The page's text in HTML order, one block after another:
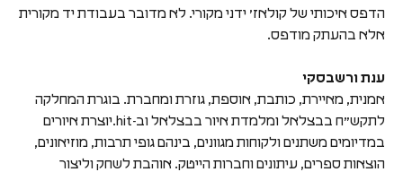
הדפס איכותי של קולאז׳ ידני מקורי. לא מדובר בעבודת יד מקורית
אלא בהעתק מודפס.
ענת ורשבסקי
אמנית, מאיירת, כותבת, אוספת, גוזרת ומחברת. בוגרת המחלקה
לתקש״ח בבצלאל ומלמדת איור בבצלאל וב-hit.יוצרת איורים
במדיומים משתנים ולקוחות מגוונים, בינהם גופי תרבות, מוזיאונים,
הוצאות ספרים, עיתונים וחברות הייטק. אוהבת לשחק וליצור